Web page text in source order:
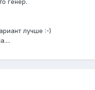
лучше :-)